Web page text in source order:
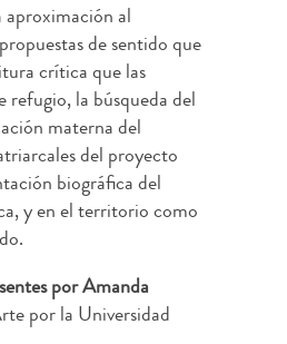
aproximación al
de sentido que
crítica que las
refugio, la búsqueda del
materna del
del proyecto
biográfica del
y en el territorio como
porAmanda
por la Universidad